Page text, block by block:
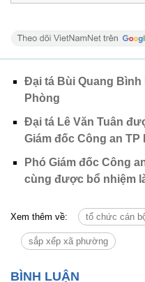
Đại tá Bùi Quang Bình
Phòng
Đại tá Lê Văn Tuân
Giám đốc Công an TP
Phó Giám đốc Công
cùng được bổ nhiệm
Xem thêm về: tổ chức cán
sắp xếp xã phường